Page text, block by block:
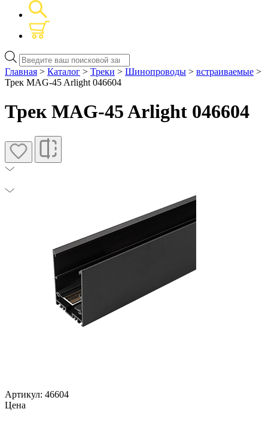
Поиск
товаров
Главная > Каталог > Треки > Шинопроводы > встраиваемые >
Трек MAG-45 Arlight 046604
Трек MAG-45 Arlight 046604
Артикул: 46604
Цена